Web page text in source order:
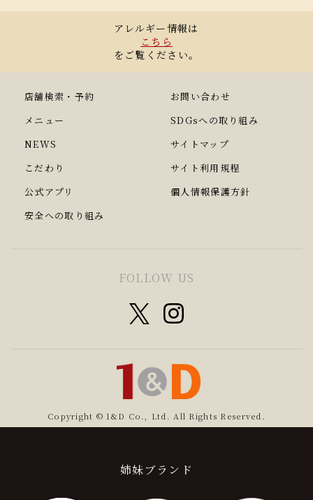
アレルギー情報は
こちら
をご覧ください。
店舗検索・予約
メニュー
NEWS
こだわり
公式アプリ
安全への取り組み
お問い合わせ
SDGsへの取り組み
サイトマップ
サイト利用規程
個人情報保護方針
FOLLOW US
Copyright © 1&D Co., Ltd. All Rights Reserved.
姉妹ブランド